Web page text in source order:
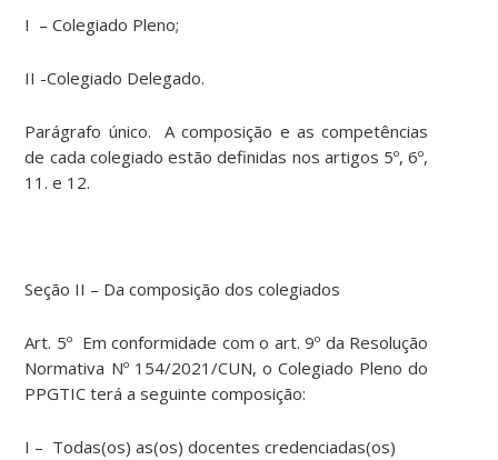
I – Colegiado Pleno;
II -Colegiado Delegado.
Parágrafo único. A composição e as competências
de cada colegiado estão definidas nos artigos 5º, 6º,
11. e 12.
Seção II – Da composição dos colegiados
Art. 5º Em conformidade com o art. 9º da Resolução
Normativa Nº 154/2021/CUN, o Colegiado Pleno do
PPGTIC terá a seguinte composição:
I – Todas(os) as(os) docentes credenciadas(os)